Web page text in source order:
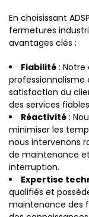
En choisissant
fermetures
avantages clés :
Fiabilité :
professionnalisme
satisfaction du
des services
Réactivité :
minimiser les
nous intervenons
de maintenance
interruption.
Expertise
qualifiés et
maintenance des